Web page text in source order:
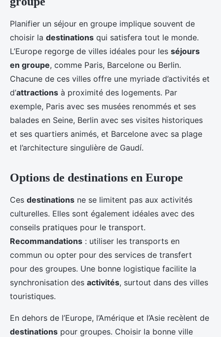
Planifier un séjour en groupe implique souvent de
choisir la destinations qui satisfera tout le monde.
L’Europe regorge de villes idéales pour les séjours
en groupe, comme Paris, Barcelone ou Berlin.
Chacune de ces villes offre une myriade d’activités et
d’attractions à proximité des logements. Par
exemple, Paris avec ses musées renommés et ses
balades en Seine, Berlin avec ses visites historiques
et ses quartiers animés, et Barcelone avec sa plage
et l’architecture singulière de Gaudí.
Options de destinations en Europe
Ces destinations ne se limitent pas aux activités
culturelles. Elles sont également idéales avec des
conseils pratiques pour le transport.
Recommandations : utiliser les transports en
commun ou opter pour des services de transfert
pour des groupes. Une bonne logistique facilite la
synchronisation des activités, surtout dans des villes
touristiques.
En dehors de l’Europe, l’Amérique et l’Asie recèlent de
destinations pour groupes. Choisir la bonne ville